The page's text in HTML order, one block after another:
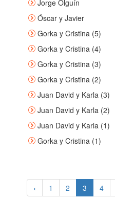
Jorge Olguín
Óscar y Javier
Gorka y Cristina (5)
Gorka y Cristina (4)
Gorka y Cristina (3)
Gorka y Cristina (2)
Juan David y Karla (3)
Juan David y Karla (2)
Juan David y Karla (1)
Gorka y Cristina (1)
‹ 1 2 3 4